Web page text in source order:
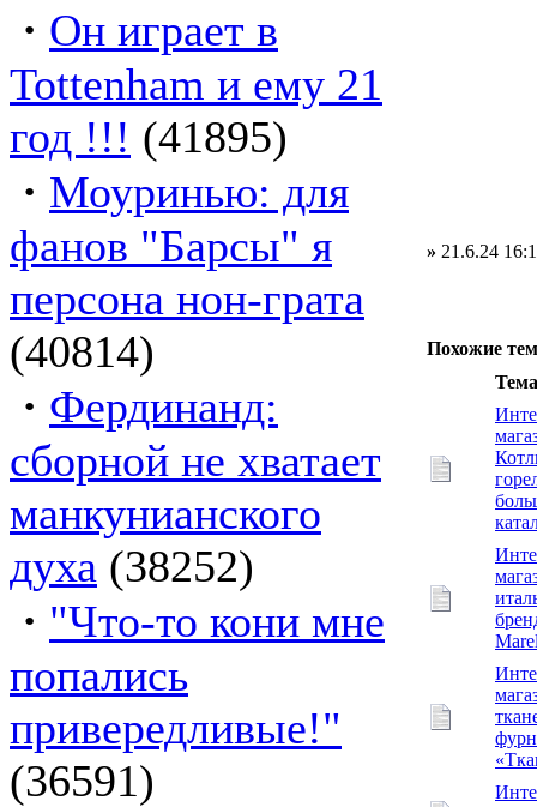
· Он играет в
Tottenham и ему 21
год !!! (41895)
· Моуринью: для
фанов "Барсы" я
персона нон-грата
(40814)
· Фердинанд:
сборной не хватает
манкунианского
духа (38252)
· "Что-то кони мне
попались
привередливые!"
(36591)
» 21.6.24
Похожие
Тема